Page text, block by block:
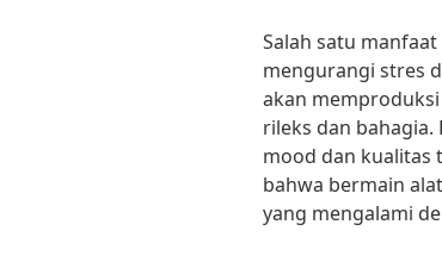
Salah satu
mengurangi stres
akan
rileks dan
mood dan kualitas
bahwa bermain
yang mengalami